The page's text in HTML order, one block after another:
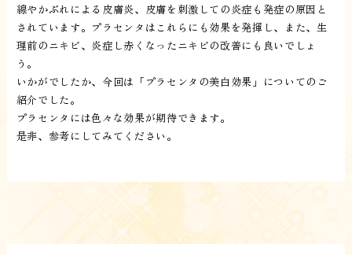
線やかぶれによる皮膚炎、皮膚を刺激しての炎症も発症の原因と
されています。プラセンタはこれらにも効果を発揮し、また、生
理前のニキビ、炎症し赤くなったニキビの改善にも良いでしょ
う。
いかがでしたか、今回は「プラセンタの美白効果」についてのご
紹介でした。
プラセンタには色々な効果が期待できます。
是非、参考にしてみてください。